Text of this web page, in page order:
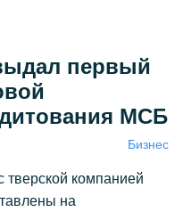
первый
МСБ
Бизнес
тверской компанией
на